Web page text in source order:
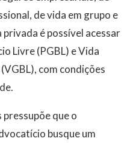
de vida em grupo e
é possível acessar
Livre (PGBL) e Vida
com condições
que o
busque um